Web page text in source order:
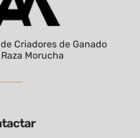
Criadores de Ganado
Morucha